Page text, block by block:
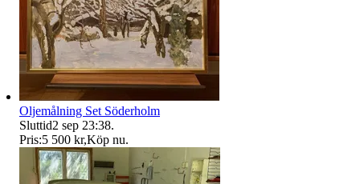
Oljemålning Set Söderholm
Sluttid2 sep 23:38.
Pris:5 500 kr,Köp nu.